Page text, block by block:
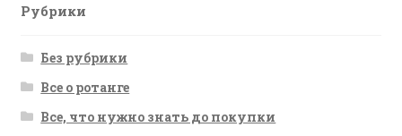
Рубрики
Без рубрики
Все о ротанге
Все, что нужно знать до покупки